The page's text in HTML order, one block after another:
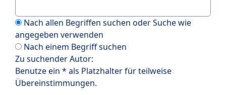
Nach allen Begriffen suchen oder Suche wie
angegeben verwenden
Nach einem Begriff suchen
Zu suchender Autor:
Benutze ein * als Platzhalter für teilweise
Übereinstimmungen.